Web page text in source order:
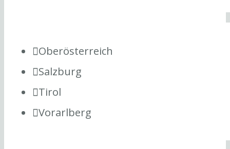
Oberösterreich
Salzburg
Tirol
Vorarlberg